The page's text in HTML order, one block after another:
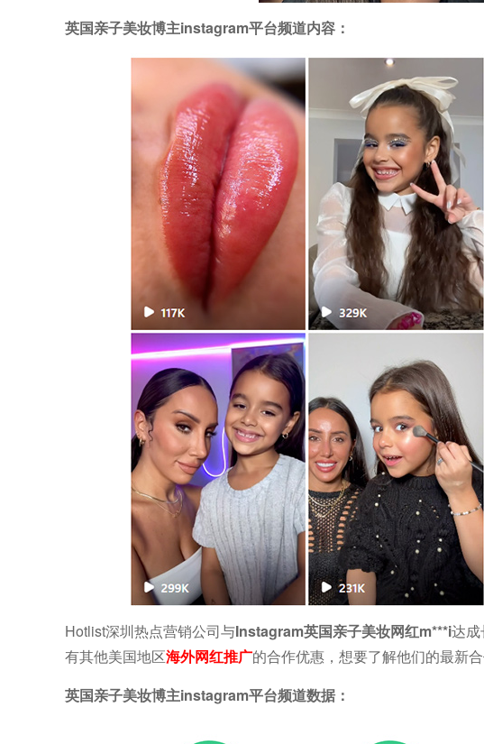
英国亲子美妆博主instagram平台频道内容：
Hotlist深圳热点营销公司与Instagram英国亲子美妆网红m***i达
有其他美国地区海外网红推广的合作优惠，想要了解他们的最新
英国亲子美妆博主instagram平台频道数据：